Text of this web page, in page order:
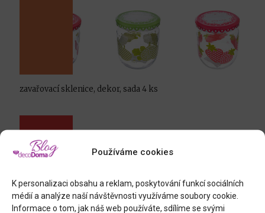
Používáme cookies
K personalizaci obsahu a reklam, poskytování funkcí sociálních
médií a analýze naší návštěvnosti využíváme soubory cookie.
Informace o tom, jak náš web používáte, sdílíme se svými
zavařovací sklenice, dekor, sada 4 ks